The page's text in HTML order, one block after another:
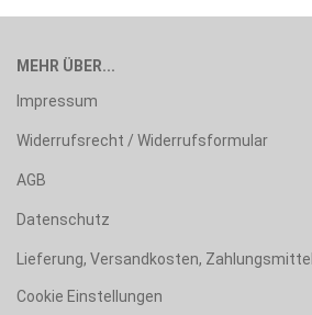
MEHR ÜBER...
Impressum
Widerrufsrecht / Widerrufsformular
AGB
Datenschutz
Lieferung, Versandkosten, Zahlungsmittel
Cookie Einstellungen